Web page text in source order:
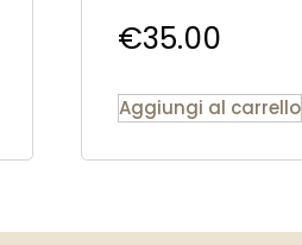
€35.00
Aggiungi al carrello